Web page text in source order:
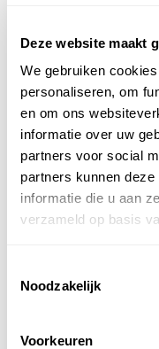
Deze website maakt
We gebruiken
personaliseren, om
en om ons
informatie over uw
partners voor social
partners kunnen
informatie die u aan
verzameld op basis
Noodzakelijk
Voorkeuren
Officieel
voor alle sectoren
Welke olie heb
Alle producten
Referenties